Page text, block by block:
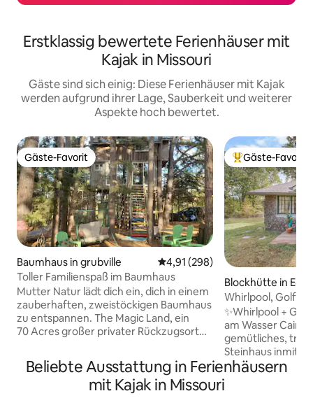
Erstklassig bewertete Ferienhäuser mit
Kajak in Missouri
Gäste sind sich einig: Diese Ferienhäuser mit Kajak
werden aufgrund ihrer Lage, Sauberkeit und weiterer
Aspekte hoch bewertet.
Gäste-Favorit
Gäste-Favorit
Baumhaus in grubville Durchschnittliche Bewertung:
4,91 (298)
Toller Familienspaß im Baumhaus
Mutter Natur lädt dich ein, dich in einem
zauberhaften, zweistöckigen Baumhaus
zu entspannen. The Magic Land, ein
70 Acres großer privater Rückzugsort
Picknickplatz, einem Bach und
Schaukeln, bietet Spaß für die ganze
Familie. Lache am Feuer mit unseren
süßen Hunden, Hühnern und unserem
Beliebter Gäste-
Gäste-Favorit
Blockhütte in
Whirlpool,
Steg!
✨Whirlpool +
am Wasser Cairn
gemütliches,
Steinhaus
des Osage Arm
Beliebte Ausstattung in Ferienhäusern
mit Kajak in Missouri